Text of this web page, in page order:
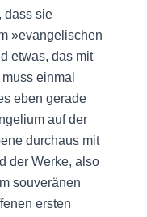
dass sie
»evangelischen
etwas, das mit
einmal
eben gerade
auf der
durchaus mit
der Werke, also
souveränen
ersten